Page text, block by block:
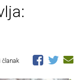
članak